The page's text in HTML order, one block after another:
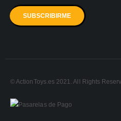
© ActionToys.es 2021. All Rights